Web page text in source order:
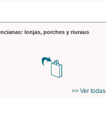
lonjas, porches y riuraus
>> Ver todas